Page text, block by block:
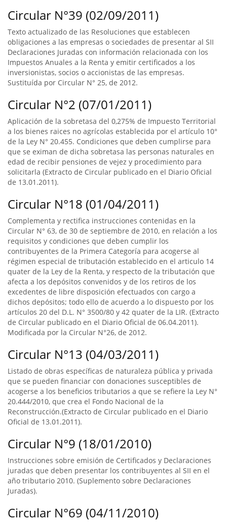
Circular N°39 (02/09/2011)
Texto actualizado de las Resoluciones que establecen
obligaciones a las empresas o sociedades de presentar al SII
Declaraciones Juradas con información relacionada con los
Impuestos Anuales a la Renta y emitir certificados a los
inversionistas, socios o accionistas de las empresas.
Sustituída por Circular N° 25, de 2012.
Circular N°2 (07/01/2011)
Aplicación de la sobretasa del 0,275% de Impuesto Territorial
a los bienes raices no agrícolas establecida por el artículo 10°
de la Ley N° 20.455. Condiciones que deben cumplirse para
que se eximan de dicha sobretasa las personas naturales en
edad de recibir pensiones de vejez y procedimiento para
solicitarla (Extracto de Circular publicado en el Diario Oficial
de 13.01.2011).
Circular N°18 (01/04/2011)
Complementa y rectifica instrucciones contenidas en la
Circular N° 63, de 30 de septiembre de 2010, en relación a los
requisitos y condiciones que deben cumplir los
contribuyentes de la Primera Categoría para acogerse al
régimen especial de tributación establecido en el articulo 14
quater de la Ley de la Renta, y respecto de la tributación que
afecta a los depósitos convenidos y de los retiros de los
excedentes de libre disposición efectuados con cargo a
dichos depósitos; todo ello de acuerdo a lo dispuesto por los
artículos 20 del D.L. N° 3500/80 y 42 quater de la LIR. (Extracto
de Circular publicado en el Diario Oficial de 06.04.2011).
Modificada por la Circular N°26, de 2012.
Circular N°13 (04/03/2011)
Listado de obras específicas de naturaleza pública y privada
que se pueden financiar con donaciones susceptibles de
acogerse a los beneficios tributarios a que se refiere la Ley N°
20.444/2010, que crea el Fondo Nacional de la
Reconstrucción.(Extracto de Circular publicado en el Diario
Oficial de 13.01.2011).
Circular N°9 (18/01/2010)
Instrucciones sobre emisión de Certificados y Declaraciones
juradas que deben presentar los contribuyentes al SII en el
año tributario 2010. (Suplemento sobre Declaraciones
Juradas).
Circular N°69 (04/11/2010)